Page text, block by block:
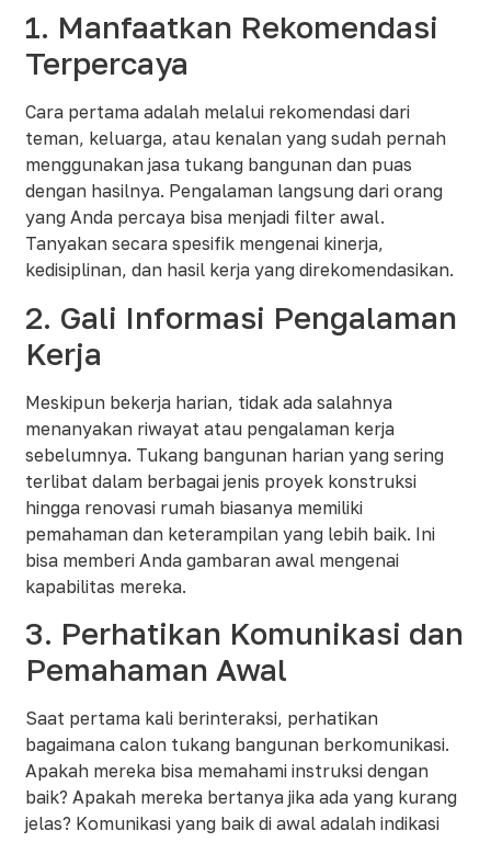
1. Manfaatkan Rekomendasi
Terpercaya
Cara pertama adalah melalui rekomendasi dari
teman, keluarga, atau kenalan yang sudah pernah
menggunakan jasa tukang bangunan dan puas
dengan hasilnya. Pengalaman langsung dari orang
yang Anda percaya bisa menjadi filter awal.
Tanyakan secara spesifik mengenai kinerja,
kedisiplinan, dan hasil kerja yang direkomendasikan.
2. Gali Informasi Pengalaman
Kerja
Meskipun bekerja harian, tidak ada salahnya
menanyakan riwayat atau pengalaman kerja
sebelumnya. Tukang bangunan harian yang sering
terlibat dalam berbagai jenis proyek konstruksi
hingga renovasi rumah biasanya memiliki
pemahaman dan keterampilan yang lebih baik. Ini
bisa memberi Anda gambaran awal mengenai
kapabilitas mereka.
3. Perhatikan Komunikasi dan
Pemahaman Awal
Saat pertama kali berinteraksi, perhatikan
bagaimana calon tukang bangunan berkomunikasi.
Apakah mereka bisa memahami instruksi dengan
baik? Apakah mereka bertanya jika ada yang kurang
jelas? Komunikasi yang baik di awal adalah indikasi